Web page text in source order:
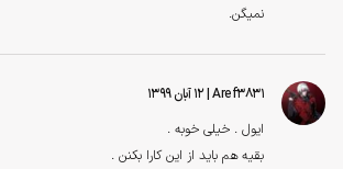
نمیگن.
Aref3831 | ۱۲ آبان ۱۳۹۹
ایول . خیلی خوبه .
بقیه هم باید از این کارا بکنن .